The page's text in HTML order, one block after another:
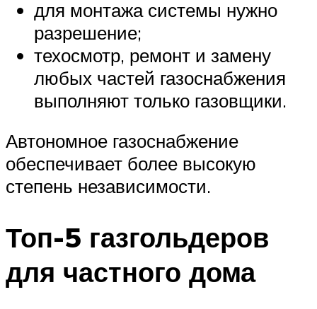
для монтажа системы нужно
разрешение;
техосмотр, ремонт и замену
любых частей газоснабжения
выполняют только газовщики.
Автономное газоснабжение
обеспечивает более высокую
степень независимости.
Топ-5 газгольдеров
для частного дома